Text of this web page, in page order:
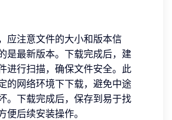
应注意文件的大小和版本信
是最新版本。下载完成后，建
进行扫描，确保文件安全。此
的网络环境下下载，避免中途
。下载完成后，保存到易于找
便后续安装操作。